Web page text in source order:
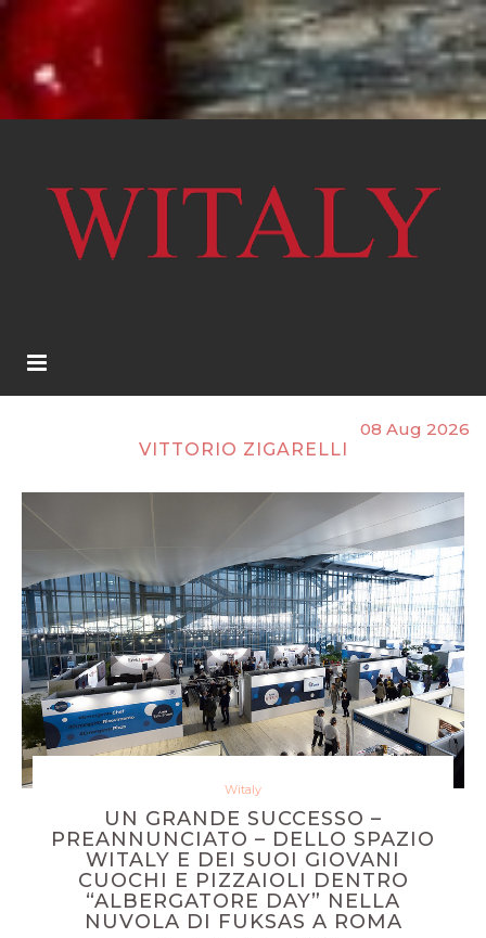
08 Aug 2026
VITTORIO ZIGARELLI
Witaly
UN GRANDE SUCCESSO –
PREANNUNCIATO – DELLO SPAZIO
WITALY E DEI SUOI GIOVANI
CUOCHI E PIZZAIOLI DENTRO
“ALBERGATORE DAY” NELLA
NUVOLA DI FUKSAS A ROMA